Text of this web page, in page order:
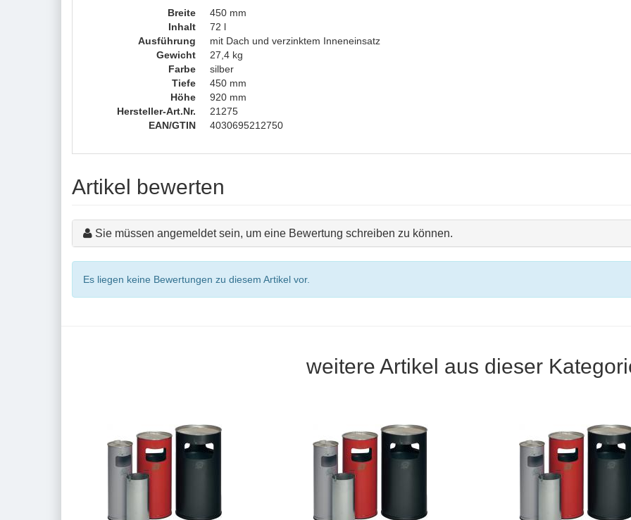
Breite
450 mm
Inhalt
72 l
Ausführung
mit Dach und verzinktem Inneneinsatz
Gewicht
27,4 kg
Farbe
silber
Tiefe
450 mm
Höhe
920 mm
Hersteller-Art.Nr.
21275
EAN/GTIN
4030695212750
Artikel bewerten
Sie müssen angemeldet sein, um eine Bewertung schreiben zu können.
Es liegen keine Bewertungen zu diesem Artikel vor.
weitere Artikel aus dieser